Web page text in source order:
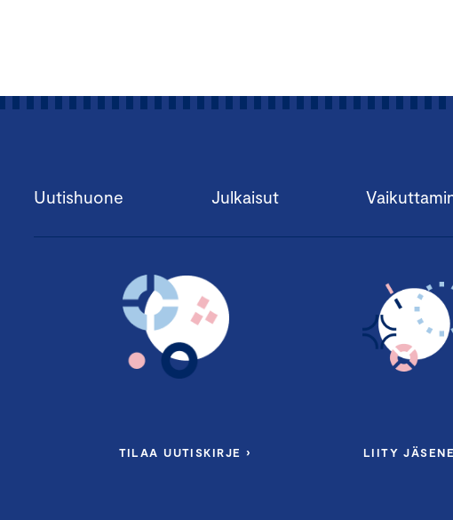
Uutishuone Julkaisut
TILAA UUTISKIRJE › LIITY